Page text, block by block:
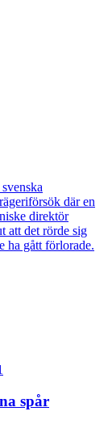
där en
direktör
att det rörde sig
ha gått förlorade.
spår